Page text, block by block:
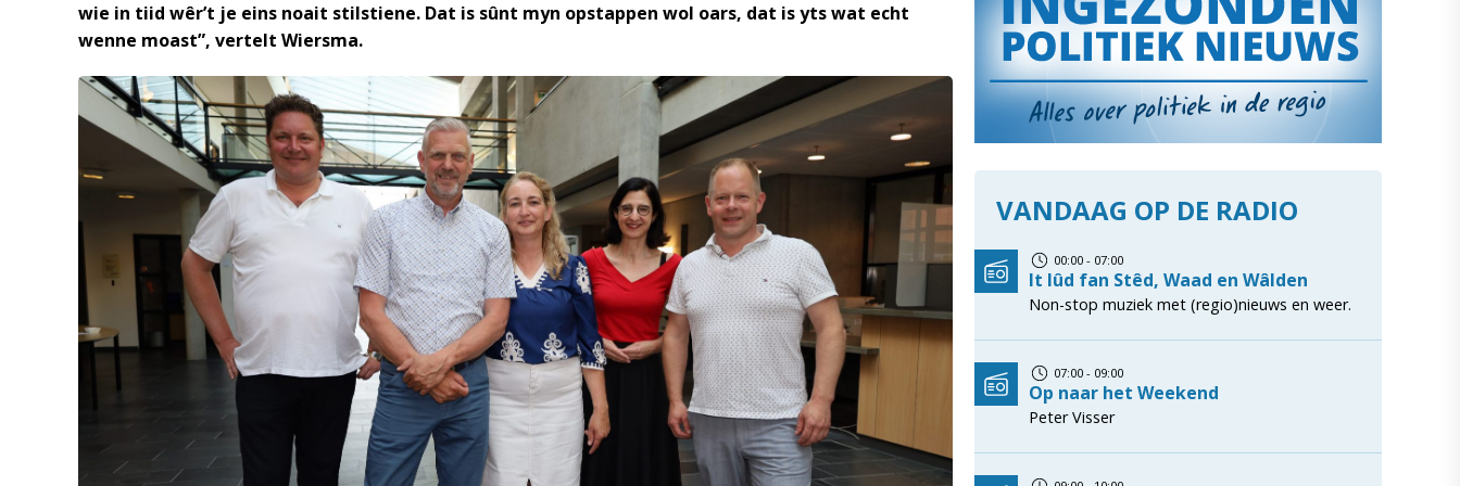
wie in tiid wêr’t je eins noait stilstiene. Dat is sûnt myn opstappen wol oars, dat is yts wat echt
wenne moast”, vertelt Wiersma.
VANDAAG OP DE RADIO
00:00 - 07:00
It lûd fan Stêd, Waad en Wâlden
Non-stop muziek met (regio)nieuws en weer.
07:00 - 09:00
Op naar het Weekend
Peter Visser